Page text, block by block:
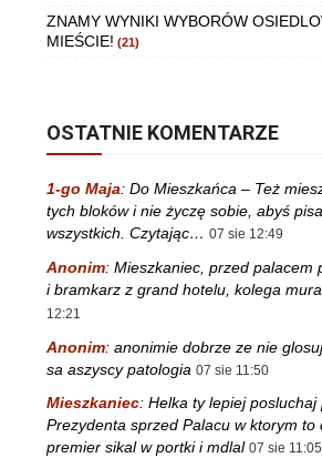
ZNAMY WYNIKI WYBORÓW
MIEŚCIE! (21)
OSTATNIE KOMENTARZE
1-go Maja: Do Mieszkańca – Też
tych bloków i nie życzę sobie, abyś
wszystkich. Czytając… 07 sie 12:49
Anonim: Mieszkaniec, przed palacem
i bramkarz z grand hotelu, kolega
12:21
Anonim: anonimie dobrze ze nie
sa aszyscy patologia 07 sie 11:50
Mieszkaniec: Helka ty lepiej posluchaj
Prezydenta sprzed Palacu w ktorym to
premier sikal w portki i mdlal 07 sie 11:05